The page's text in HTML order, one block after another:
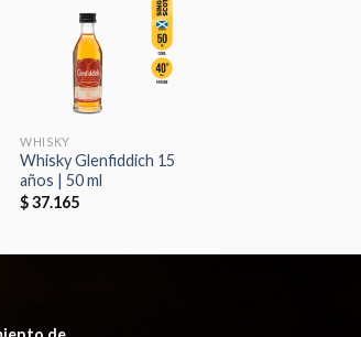
Añadir
a la
lista de
deseos
WHISKY
Whisky Glenfiddich 15
años | 50 ml
$37.165